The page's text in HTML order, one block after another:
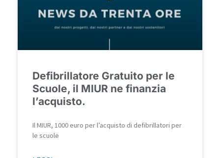
Defibrillatore Gratuito per le
Scuole, il MIUR ne finanzia
l’acquisto.
Il MIUR, 1000 euro per l’acquisto di defibrillatori per
le scuole